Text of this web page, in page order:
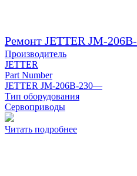
Ремонт JETTER JM-
Производитель
JETTER
Part Number
JETTER JM-206B-230—
Тип оборудования
Сервоприводы
Читать подробнее